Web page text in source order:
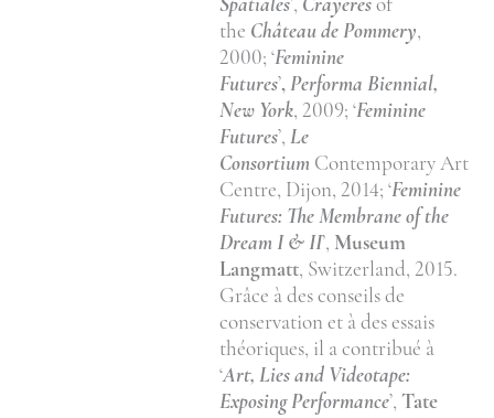
Spatiales’, Crayères of
the Château de Pommery,
2000; ‘Feminine
Futures’, Performa Biennial,
New York, 2009; ‘Feminine
Futures’,Le
Consortium Contemporary Art
Centre, Dijon, 2014; ‘Feminine
Futures: The Membrane of the
Dream I & II’, Museum
Langmatt, Switzerland, 2015.
Grâce à des conseils de
conservation et à des essais
théoriques, il a contribué à
‘Art, Lies and Videotape:
Exposing Performance’, Tate